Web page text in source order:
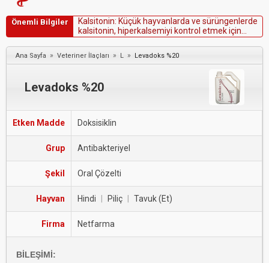
Önemli Bilgiler Ka sitonin: Küçük hayvan arda ve sürüngen erde
ka sitonin, hiperka semiyi kontro etmekiçin
yardımcıtedaviolarakkullanılmıştır
Ana Sayfa » Veteriner İlaçları » L » Levadoks %20
Levadoks %20
Etken Madde Doksisiklin
Grup Antibakteriyel
Şekil Oral Çözelti
Hayvan Hindi Piliç Tavuk (Et)
Firma Netfarma
BİLEŞİMİ: